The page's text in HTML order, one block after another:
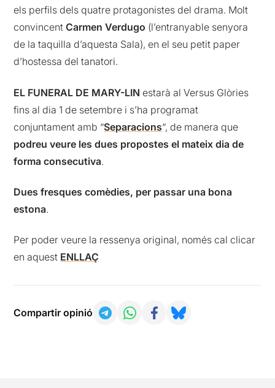
els perfils dels quatre protagonistes del drama. Molt
convincentCarmen Verdugo (l’entranyable senyora
de la taquilla d’aquesta Sala), en el seu petit paper
d’hostessa del tanatori.
EL FUNERAL DE MARY-LIN estarà al Versus Glòries
fins al dia 1 de setembre i s’ha programat
conjuntament amb “Separacions“, de manera que
podreu veure les dues propostes el mateix dia de
forma consecutiva.
Dues fresques comèdies, per passar una bona
estona.
Per poder veure la ressenya original, només cal clicar
en aquest ENLLAÇ
Compartir opinió